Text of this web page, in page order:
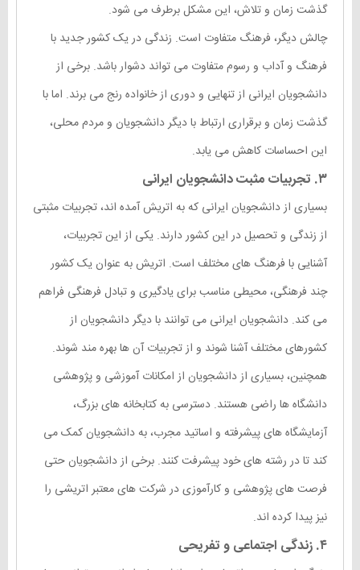
گذشت زمان و تلاش، این مشکل برطرف می شود.
چالش دیگر، فرهنگ متفاوت است. زندگی در یک کشور جدید با
فرهنگ و آداب و رسوم متفاوت می تواند دشوار باشد. برخی از
دانشجویان ایرانی از تنهایی و دوری از خانواده رنج می برند. اما با
گذشت زمان و برقراری ارتباط با دیگر دانشجویان و مردم محلی،
این احساسات کاهش می یابد.
۳. تجربیات مثبت دانشجویان ایرانی
بسیاری از دانشجویان ایرانی که به اتریش آمده اند، تجربیات مثبتی
از زندگی و تحصیل در این کشور دارند. یکی از این تجربیات،
آشنایی با فرهنگ های مختلف است. اتریش به عنوان یک کشور
چند فرهنگی، محیطی مناسب برای یادگیری و تبادل فرهنگی فراهم
می کند. دانشجویان ایرانی می توانند با دیگر دانشجویان از
کشورهای مختلف آشنا شوند و از تجربیات آن ها بهره مند شوند.
همچنین، بسیاری از دانشجویان از امکانات آموزشی و پژوهشی
دانشگاه ها راضی هستند. دسترسی به کتابخانه های بزرگ،
آزمایشگاه های پیشرفته و اساتید مجرب، به دانشجویان کمک می
کند تا در رشته های خود پیشرفت کنند. برخی از دانشجویان حتی
فرصت های پژوهشی و کارآموزی در شرکت های معتبر اتریشی را
نیز پیدا کرده اند.
۴. زندگی اجتماعی و تفریحی